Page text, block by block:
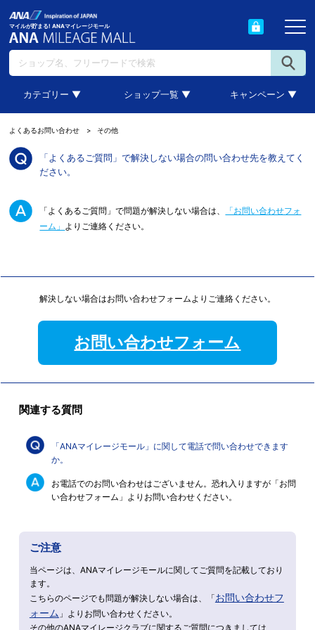
マイルが貯まる! ANAマイレージモール
カテゴリー ▼ ショップ一覧 ▼ キャンペーン ▼
よくあるお問い合わせ その他
「よくあるご質問」で解決しない場合の問い合わせ先を教えてく
ださい。
「よくあるご質問」で問題が解決しない場合は、
「お問い合わせフォ
ーム」 よりご連絡ください。
解決しない場合はお問い合わせフォームよりご連絡ください。
お問い合わせフォーム
関連する質問
「ANAマイレージモール」に関して電話で問い合わせできます
か。
お電話でのお問い合わせはございません。恐れ入りますが「お問
い合わせフォーム」よりお問い合わせください。
ご注意
当ページは、ANAマイレージモールに関してご質問を記載しており
ます。
こちらのページでも問題が解決しない場合は、「お問い合わせフ
ォーム 」よりお問い合わせください。
その他のANAマイレージクラブに関するご質問につきましては、